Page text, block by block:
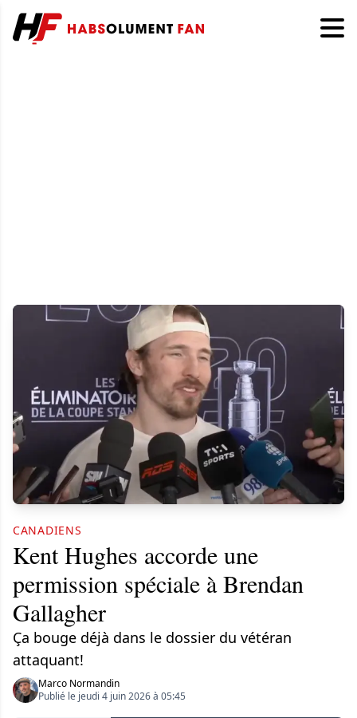
CANADIENS
Kent Hughes accorde une
permission spéciale à Brendan
Gallagher
Ça bouge déjà dans le dossier du vétéran
attaquant!
Marco Normandin
Publié le jeudi 4 juin 2026 à 05:45